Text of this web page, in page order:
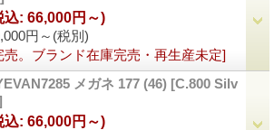
円～ (税別)
込: 66,000円～)
売。ブランド在庫完売・再生産未定]
メガネ 177 (46) [C.800 Silv
込: 66,000円～)